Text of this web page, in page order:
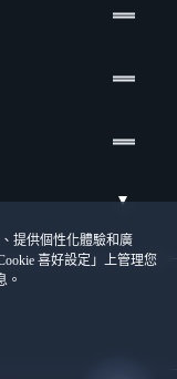
提供個性化體驗和廣
喜好設定」上管理您
。